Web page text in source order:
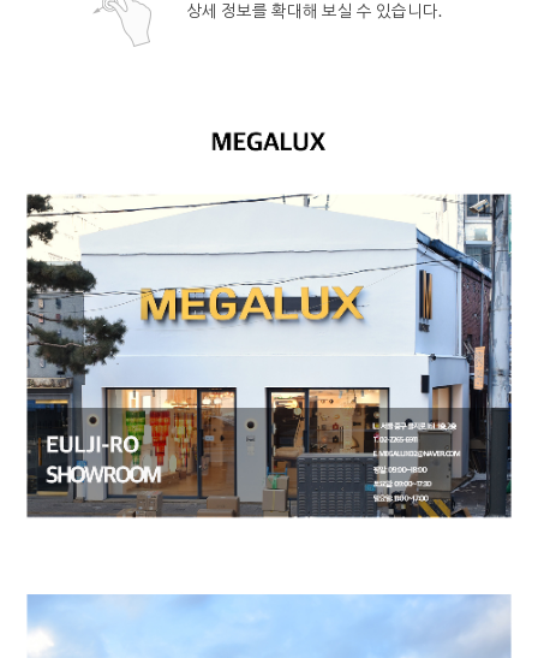
상세 정보를 확대해 보실 수 있습니다.